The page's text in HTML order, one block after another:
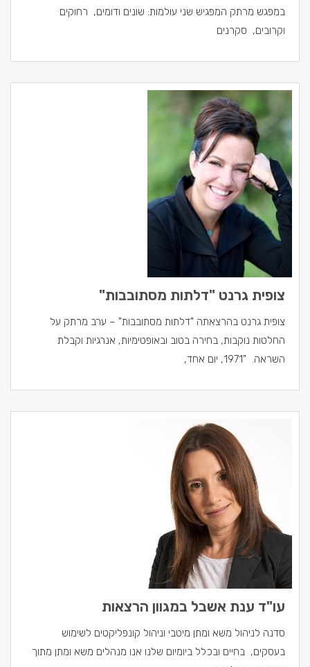
במפגש מרתק המפגיש שני עולמות: שונים ודומים, רחוקים
וקרובים, סקרנים
צופית גרנט "דלתות מסתובבות"
צופית גרנט בהרצאתה "דלתות מסתובבות" – ערב מרתק על
החלטות נוקבות, בחירה בטוב ובאופטימיות, אנרגיות וקבלת
השראה. "1971, יום אחד,
עו"ד ענת אשבל במגוון הרצאות
סדנה לניהול משא ומתן מיטבי וניהול קונפליקטים לשימוש
בעסקים, בחיים ובכלל ביומיום שלנו אנו מנהלים משא ומתן מתוך